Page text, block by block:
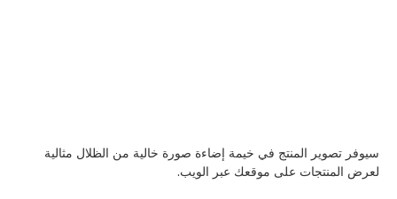
سيوفر تصوير المنتج في خيمة إضاءة صورة خالية من الظلال مثالية
لعرض المنتجات على موقعك عبر الويب.